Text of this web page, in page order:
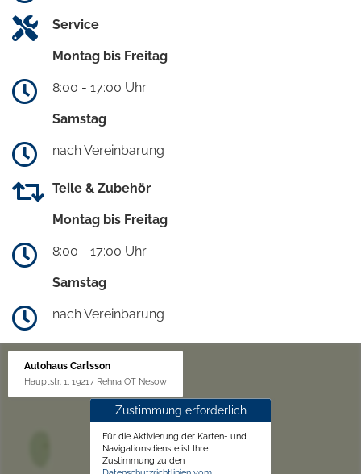
Service
Montag bis Freitag
8:00 - 17:00 Uhr
Samstag
nach Vereinbarung
Teile & Zubehör
Montag bis Freitag
8:00 - 17:00 Uhr
Samstag
nach Vereinbarung
Autohaus Carlsson
Hauptstr. 1, 19217 Rehna OT Nesow
Zustimmung erforderlich
Für die Aktivierung der Karten- und
Navigationsdienste ist Ihre
Zustimmung zu den